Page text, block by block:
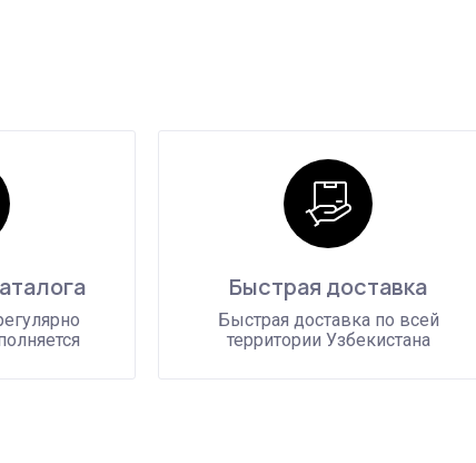
Быстрая доставка
Быстрая доставка по всей
территории Узбекистана